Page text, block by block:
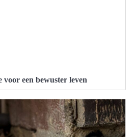
een bewuster leven